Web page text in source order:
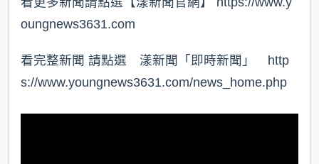
oungnews3631.com⁠
看完整新聞 請點選 漾新聞「即時新聞」 http
s://www.youngnews3631.com/news_home.php⁠